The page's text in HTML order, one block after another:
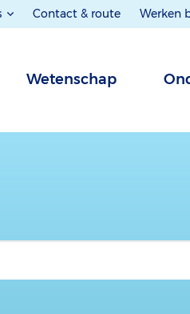
Contact & route Werken
Wetenschap